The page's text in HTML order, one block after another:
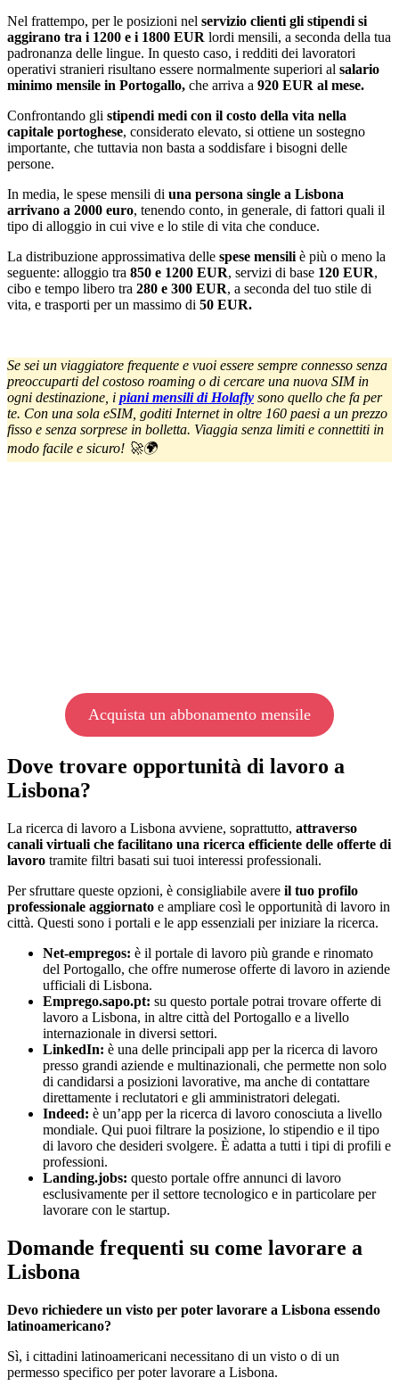
Nel frattempo, per le posizioni nel servizio clienti gli stipendi si
aggirano tra i 1200 e i 1800 EUR lordi mensili, a seconda della tua
padronanza delle lingue. In questo caso, i redditi dei lavoratori
operativi stranieri risultano essere normalmente superiori al salario
minimo mensile in Portogallo, che arriva a 920 EUR al mese.
Confrontando gli stipendi medi con il costo della vita nella
capitale portoghese, considerato elevato, si ottiene un sostegno
importante, che tuttavia non basta a soddisfare i bisogni delle
persone.
In media, le spese mensili di una persona single a Lisbona
arrivano a 2000 euro, tenendo conto, in generale, di fattori quali il
tipo di alloggio in cui vive e lo stile di vita che conduce.
La distribuzione approssimativa delle spese mensili è più o meno la
seguente: alloggio tra 850 e 1200 EUR, servizi di base 120 EUR,
cibo e tempo libero tra 280 e 300 EUR, a seconda del tuo stile di
vita, e trasporti per un massimo di 50 EUR.
Se sei un viaggiatore frequente e vuoi essere sempre connesso senza
preoccuparti del costoso roaming o di cercare una nuova SIM in
ogni destinazione, i piani mensili di Holafly sono quello che fa per
te. Con una sola eSIM, goditi Internet in oltre 160 paesi a un prezzo
fisso e senza sorprese in bolletta. Viaggia senza limiti e connettiti in
modo facile e sicuro! 🚀🌍
Acquista un abbonamento mensile
Dove trovare opportunità di lavoro a
Lisbona?
La ricerca di lavoro a Lisbona avviene, soprattutto, attraverso
canali virtuali che facilitano una ricerca efficiente delle offerte di
lavoro tramite filtri basati sui tuoi interessi professionali.
Per sfruttare queste opzioni, è consigliabile avere il tuo profilo
professionale aggiornato e ampliare così le opportunità di lavoro in
città. Questi sono i portali e le app essenziali per iniziare la ricerca.
Net-empregos: è il portale di lavoro più grande e rinomato
del Portogallo, che offre numerose offerte di lavoro in aziende
ufficiali di Lisbona.
Emprego.sapo.pt: su questo portale potrai trovare offerte di
lavoro a Lisbona, in altre città del Portogallo e a livello
internazionale in diversi settori.
LinkedIn: è una delle principali app per la ricerca di lavoro
presso grandi aziende e multinazionali, che permette non solo
di candidarsi a posizioni lavorative, ma anche di contattare
direttamente i reclutatori e gli amministratori delegati.
Indeed: è un’app per la ricerca di lavoro conosciuta a livello
mondiale. Qui puoi filtrare la posizione, lo stipendio e il tipo
di lavoro che desideri svolgere. È adatta a tutti i tipi di profili e
professioni.
Landing.jobs: questo portale offre annunci di lavoro
esclusivamente per il settore tecnologico e in particolare per
lavorare con le startup.
Domande frequenti su come lavorare a
Lisbona
Devo richiedere un visto per poter lavorare a Lisbona essendo
latinoamericano?
Sì, i cittadini latinoamericani necessitano di un visto o di un
permesso specifico per poter lavorare a Lisbona.